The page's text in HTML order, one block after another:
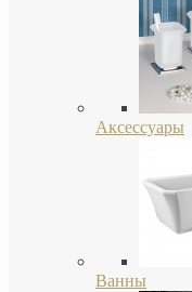
Аксессуары
Ванны